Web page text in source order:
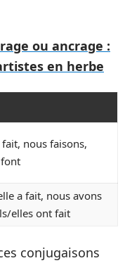
ou ancrage :
en herbe
nous faisons,
a fait, nous avons
elles ont fait
conjugaisons